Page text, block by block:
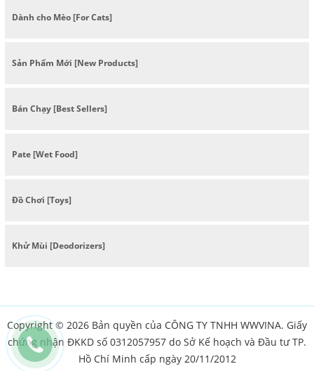
Dành cho Mèo [For Cats]
Sản Phẩm Mới [New Products]
Bán Chạy [Best Sellers]
Pate [Wet Food]
Đồ Chơi [Toys]
Khử Mùi [Deodorizers]
Copyright © 2026 Bản quyền của CÔNG TY TNHH WWVINA. Giấy
chứng nhận ĐKKD số 0312057957 do Sở Kế hoạch và Đầu tư TP.
Hồ Chí Minh cấp ngày 20/11/2012